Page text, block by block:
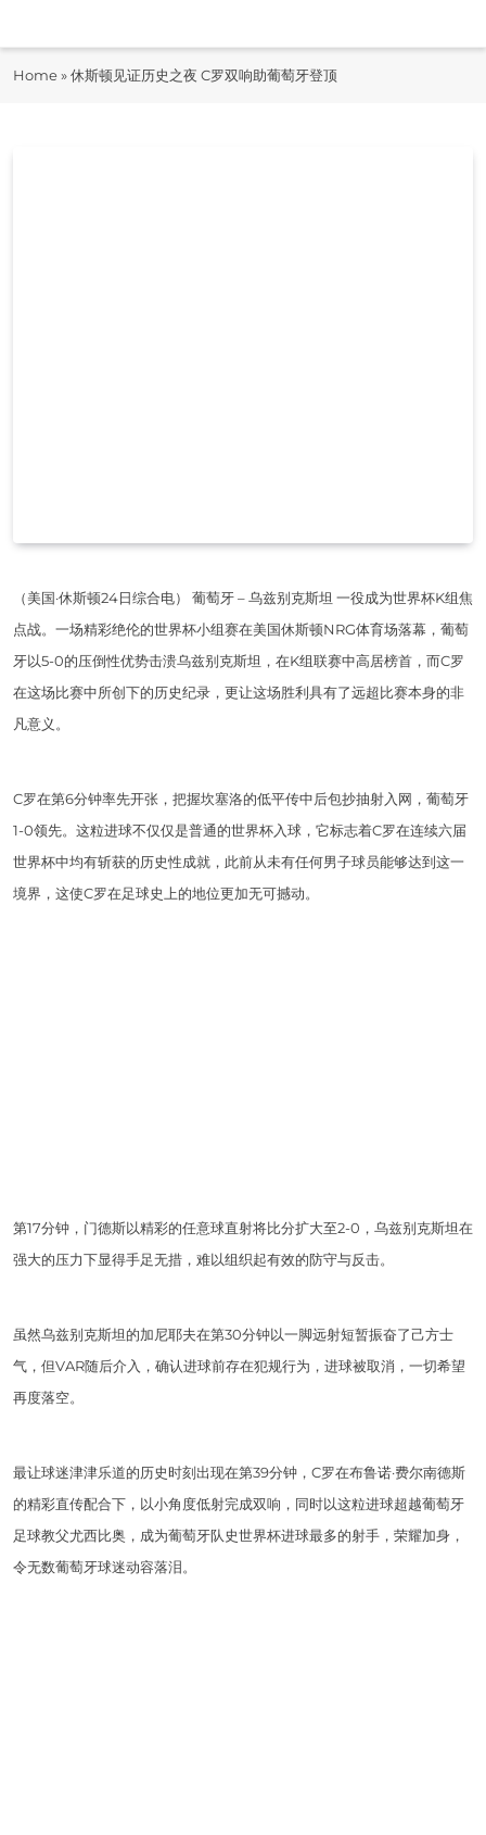
即时快报
Home»休斯顿见证历史之夜 C罗双响助葡萄牙登顶
（美国·休斯顿24日综合电） 葡萄牙 – 乌兹别克斯坦 一役成为世界杯K组焦
点战。一场精彩绝伦的世界杯小组赛在美国休斯顿NRG体育场落幕，葡萄
牙以5-0的压倒性优势击溃乌兹别克斯坦，在K组联赛中高居榜首，而C罗
在这场比赛中所创下的历史纪录，更让这场胜利具有了远超比赛本身的非
凡意义。
C罗在第6分钟率先开张，把握坎塞洛的低平传中后包抄抽射入网，葡萄牙
1-0领先。这粒进球不仅仅是普通的世界杯入球，它标志着C罗在连续六届
世界杯中均有斩获的历史性成就，此前从未有任何男子球员能够达到这一
境界，这使C罗在足球史上的地位更加无可撼动。
第17分钟，门德斯以精彩的任意球直射将比分扩大至2-0，乌兹别克斯坦在
强大的压力下显得手足无措，难以组织起有效的防守与反击。
虽然乌兹别克斯坦的加尼耶夫在第30分钟以一脚远射短暂振奋了己方士
气，但VAR随后介入，确认进球前存在犯规行为，进球被取消，一切希望
再度落空。
最让球迷津津乐道的历史时刻出现在第39分钟，C罗在布鲁诺·费尔南德斯
的精彩直传配合下，以小角度低射完成双响，同时以这粒进球超越葡萄牙
足球教父尤西比奥，成为葡萄牙队史世界杯进球最多的射手，荣耀加身，
令无数葡萄牙球迷动容落泪。